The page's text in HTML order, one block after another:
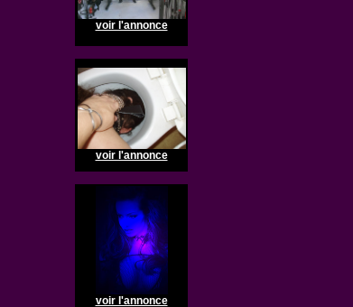
voir l'annonce
voir l'annonce
voir l'annonce